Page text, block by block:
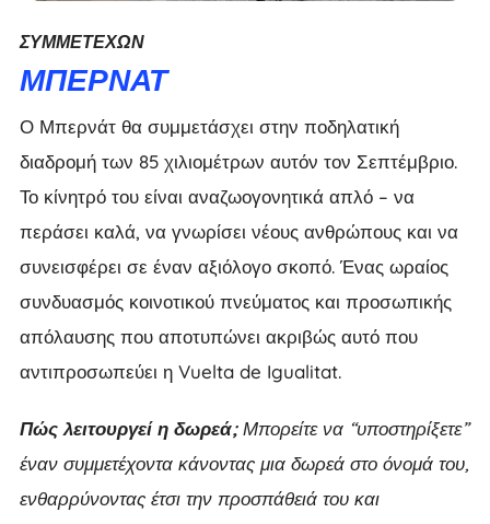
ΣΥΜΜΕΤΈΧΩΝ
ΜΠΕΡΝΆΤ
Ο Μπερνάτ θα συμμετάσχει στην ποδηλατική
διαδρομή των 85 χιλιομέτρων αυτόν τον Σεπτέμβριο.
Το κίνητρό του είναι αναζωογονητικά απλό – να
περάσει καλά, να γνωρίσει νέους ανθρώπους και να
συνεισφέρει σε έναν αξιόλογο σκοπό. Ένας ωραίος
συνδυασμός κοινοτικού πνεύματος και προσωπικής
απόλαυσης που αποτυπώνει ακριβώς αυτό που
αντιπροσωπεύει η Vuelta de Igualitat.
Πώς λειτουργεί η δωρεά;Μπορείτε να “υποστηρίξετε”
έναν συμμετέχοντα κάνοντας μια δωρεά στο όνομά του,
ενθαρρύνοντας έτσι την προσπάθειά του και